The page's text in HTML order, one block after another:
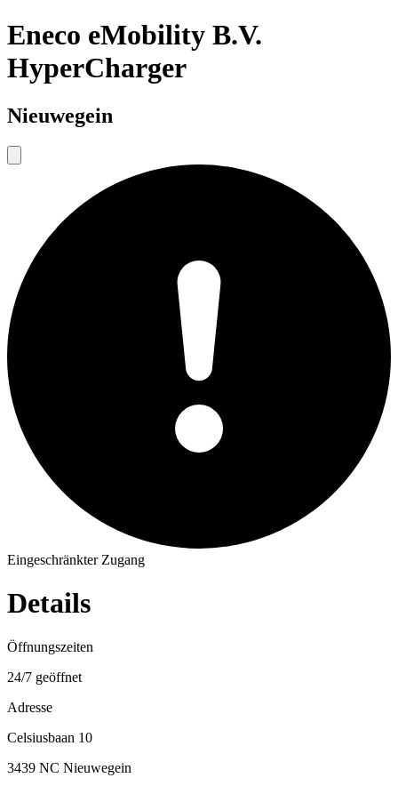
Eneco eMobility B.V.
HyperCharger
Nieuwegein
Eingeschränkter Zugang
Details
Öffnungszeiten
24/7 geöffnet
Adresse
Celsiusbaan 10
3439 NC Nieuwegein